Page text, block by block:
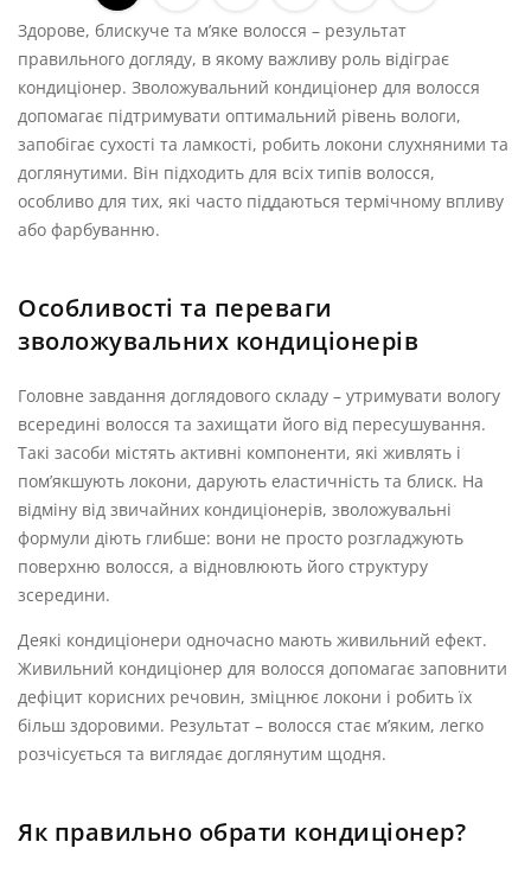
Здорове, блискуче та м’яке волосся – результат
правильного догляду, в якому важливу роль відіграє
кондиціонер. Зволожувальний кондиціонер для волосся
допомагає підтримувати оптимальний рівень вологи,
запобігає сухості та ламкості, робить локони слухняними та
доглянутими. Він підходить для всіх типів волосся,
особливо для тих, які часто піддаються термічному впливу
або фарбуванню.
Особливості та переваги
зволожувальних кондиціонерів
Головне завдання доглядового складу – утримувати вологу
всередині волосся та захищати його від пересушування.
Такі засоби містять активні компоненти, які живлять і
пом’якшують локони, дарують еластичність та блиск. На
відміну від звичайних кондиціонерів, зволожувальні
формули діють глибше: вони не просто розгладжують
поверхню волосся, а відновлюють його структуру
зсередини.
Деякі кондиціонери одночасно мають живильний ефект.
Живильний кондиціонер для волосся допомагає заповнити
дефіцит корисних речовин, зміцнює локони і робить їх
більш здоровими. Результат – волосся стає м’яким, легко
розчісується та виглядає доглянутим щодня.
Як правильно обрати кондиціонер?